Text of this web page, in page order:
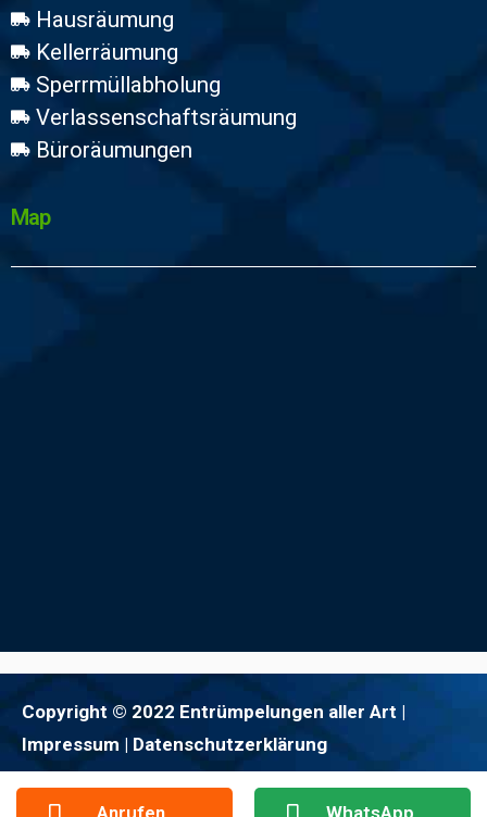
Hausräumung
Kellerräumung
Sperrmüllabholung
Verlassenschaftsräumung
Büroräumungen
Map
Copyright © 2022 Entrümpelungen aller Art |
Impressum | Datenschutzerklärung
Anrufen WhatsApp